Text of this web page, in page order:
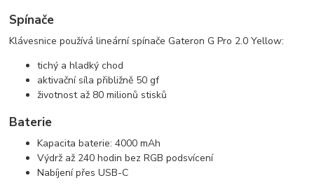
Spínače
Klávesnice používá lineární spínače Gateron G Pro 2.0 Yellow:
tichý a hladký chod
aktivační síla přibližně 50 gf
životnost až 80 milionů stisků
Baterie
Kapacita baterie: 4000 mAh
Výdrž až 240 hodin bez RGB podsvícení
Nabíjení přes USB-C